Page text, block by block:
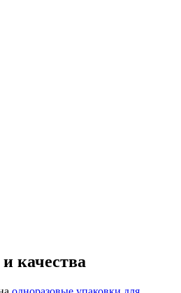
качества